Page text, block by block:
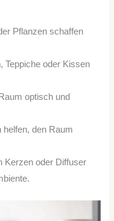
Pflanzen schaffen
Teppiche oder Kissen
optisch und
helfen, den Raum
Kerzen oder Diffuser